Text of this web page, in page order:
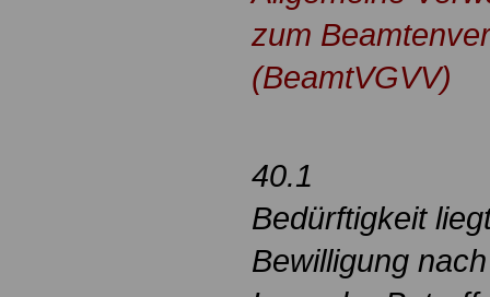
zum
(BeamtVGVV)
40.1
Bedürftigkeit
Bewilligung